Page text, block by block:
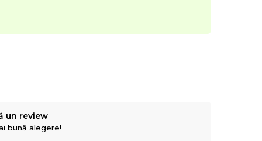
un review
bună alegere!